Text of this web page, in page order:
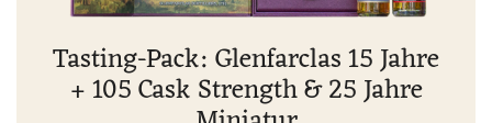
Tasting-Pack: Glenfarclas 15 Jahre
+ 105 Cask Strength & 25 Jahre